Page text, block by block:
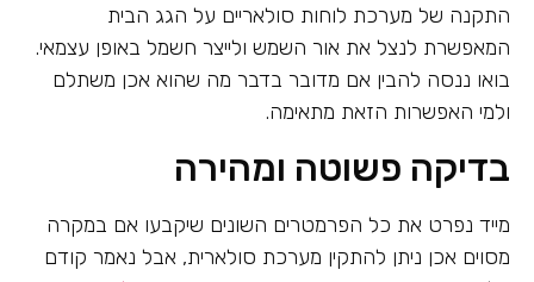
התקנה של מערכת לוחות סולאריים על הגג הבית
המאפשרת לנצל את אור השמש ולייצר חשמל באופן עצמאי.
בואו ננסה להבין אם מדובר בדבר מה שהוא אכן משתלם
ולמי האפשרות הזאת מתאימה.
בדיקה פשוטה ומהירה
מייד נפרט את כל הפרמטרים השונים שיקבעו אם במקרה
מסוים אכן ניתן להתקין מערכת סולארית, אבל נאמר קודם